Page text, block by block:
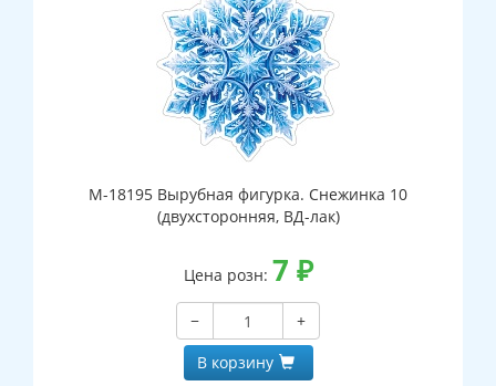
М-18195 Вырубная фигурка. Снежинка 10
(двухсторонняя, ВД-лак)
Цена розн: 7 ₽
−
+
В корзину